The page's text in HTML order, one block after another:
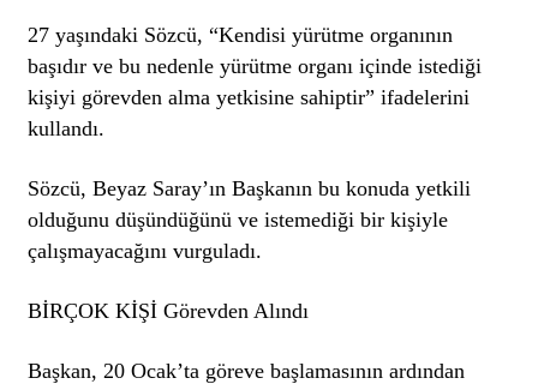
27 yaşındaki Sözcü, “Kendisi yürütme organının
başıdır ve bu nedenle yürütme organı içinde istediği
kişiyi görevden alma yetkisine sahiptir” ifadelerini
kullandı.
Sözcü, Beyaz Saray’ın Başkanın bu konuda yetkili
olduğunu düşündüğünü ve istemediği bir kişiyle
çalışmayacağını vurguladı.
BİRÇOK KİŞİ Görevden Alındı
Başkan, 20 Ocak’ta göreve başlamasının ardından